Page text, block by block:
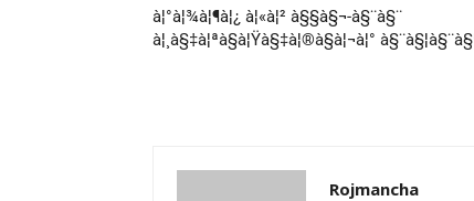
à¦°à¦¾à¦¶à¦¿ à¦«à¦² à§§à§¬-à§¨à§¨
à¦¸à§‡à¦ªà§à¦Ÿà§‡à¦®à§à¦¬à¦°
Rojmancha